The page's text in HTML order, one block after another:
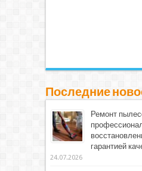
Последние
Ремонт
гарантией
24.07.2026